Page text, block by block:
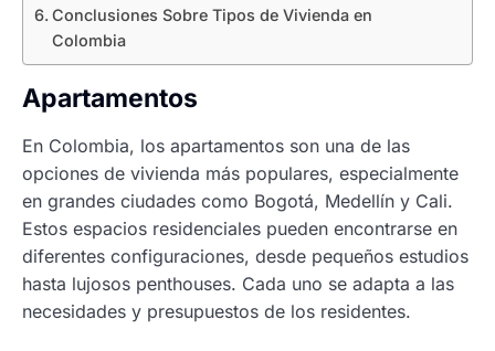
Conclusiones Sobre Tipos de Vivienda en
Colombia
Apartamentos
En Colombia, los apartamentos son una de las
opciones de vivienda más populares, especialmente
en grandes ciudades como Bogotá, Medellín y Cali.
Estos espacios residenciales pueden encontrarse en
diferentes configuraciones, desde pequeños estudios
hasta lujosos penthouses. Cada uno se adapta a las
necesidades y presupuestos de los residentes.